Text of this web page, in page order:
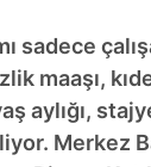
sadece
maaşı,
aylığı,
Merkez